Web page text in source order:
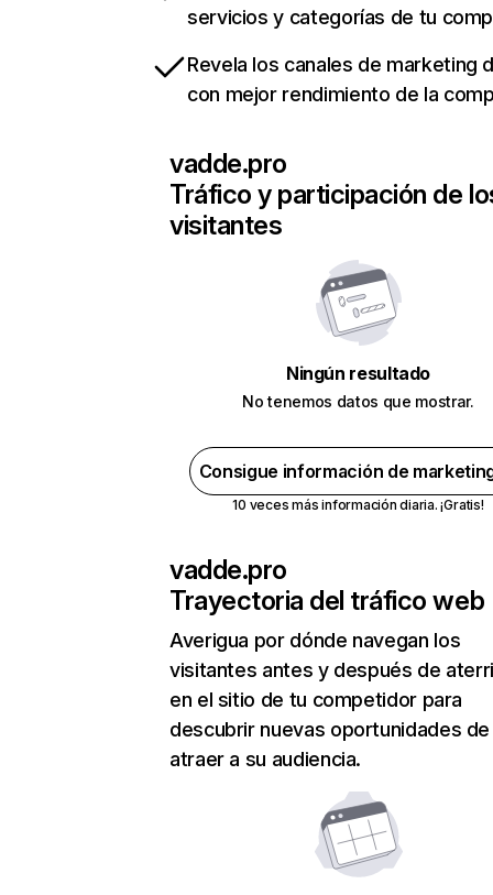
servicios y categorías de tu
Revela los canales de marketing
con mejor rendimiento de la
vadde.pro
Tráfico y participación de
visitantes
Ningún resultado
No tenemos datos que mostrar.
Consigue información de
10 veces más información diaria. ¡Gratis!
vadde.pro
Trayectoria del tráfico web
Averigua por dónde navegan los
visitantes antes y después de
en el sitio de tu competidor para
descubrir nuevas oportunidades de
atraer a su audiencia.